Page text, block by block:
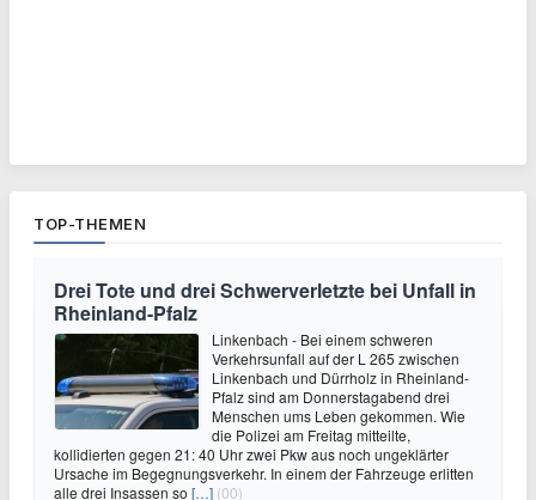
TOP-THEMEN
Drei Tote und drei Schwerverletzte bei Unfall in
Rheinland-Pfalz
Linkenbach - Bei einem schweren
Verkehrsunfall auf der L 265 zwischen
Linkenbach und Dürrholz in Rheinland-
Pfalz sind am Donnerstagabend drei
Menschen ums Leben gekommen. Wie
die Polizei am Freitag mitteilte,
kollidierten gegen 21: 40 Uhr zwei Pkw aus noch ungeklärter
Ursache im Begegnungsverkehr. In einem der Fahrzeuge erlitten
alle drei Insassen so […] (00)